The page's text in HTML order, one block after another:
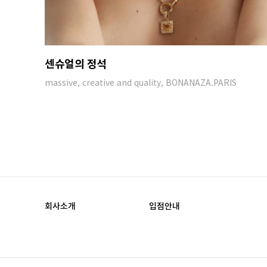
센슈얼의 정석
massive, creative and quality, BONANAZA.PARIS
회사소개 입점안내